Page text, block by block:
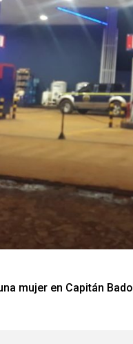
mujer en Capitán Bado